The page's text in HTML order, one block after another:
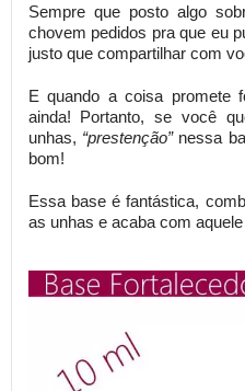
Sempre que posto algo
chovem pedidos pra que eu
justo que compartilhar com
E quando a coisa promete
ainda! Portanto, se você
unhas, “prestenção”nessa
bom!
Essa base é fantástica,
as unhas e acaba com